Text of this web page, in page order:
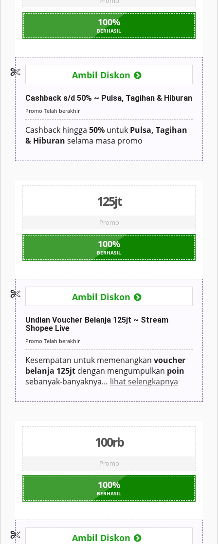
100%
BERHASIL
Ambil Diskon
Cashback s/d 50% ~ Pulsa, Tagihan & Hiburan
Promo Telah berakhir
Cashback hingga 50% untuk Pulsa, Tagihan
& Hiburan selama masa promo
125jt
Promo
100%
BERHASIL
Ambil Diskon
Undian Voucher Belanja 125jt ~ Stream
Shopee Live
Promo Telah berakhir
Kesempatan untuk memenangkan voucher
belanja 125jt dengan mengumpulkan poin
sebanyak-banyaknya… lihat selengkapnya
100rb
Promo
100%
BERHASIL
Ambil Diskon